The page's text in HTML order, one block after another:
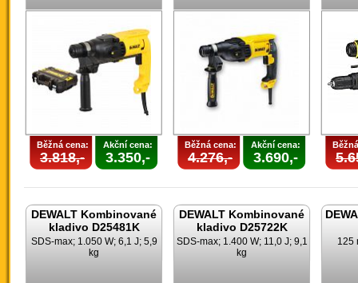
Běžná cena:
3.818,-
Akční cena:
3.350,-
Běžná cena:
4.276,-
Akční cena:
3.690,-
DEWALT Kombinované
kladivo D25481K
SDS-max; 1.050 W; 6,1 J; 5,9
kg
DEWALT Kombinované
kladivo D25722K
SDS-max; 1.400 W; 11,0 J; 9,1
kg
125